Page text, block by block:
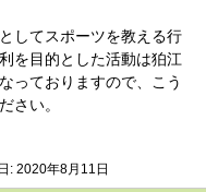
してスポーツを教える行
を目的とした活動は狛江
っておりますので、こう
さい。
: 2020年8月11日